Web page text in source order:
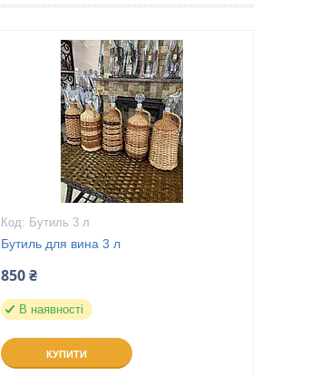
Бутиль 3 л
Бутиль для вина 3 л
850 ₴
В наявності
КУПИТИ